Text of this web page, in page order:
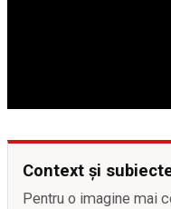
Context și
Pentru o imagine mai